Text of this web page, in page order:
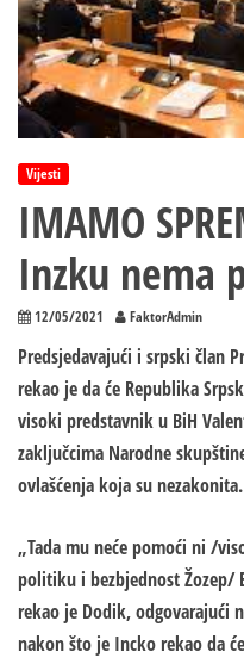
Vijesti
IMAMO
Inzku nema
12/05/2021 FaktorAdmin
Predsjedavajući i srpski član
rekao je da će Republika
visoki predstavnik u BiH
zaključcima Narodne
ovlašćenja koja su nezakonita.
„Tada mu neće pomoći ni /
politiku i bezbjednost Žozep/
rekao je Dodik, odgovarajući
nakon što je Incko rekao da